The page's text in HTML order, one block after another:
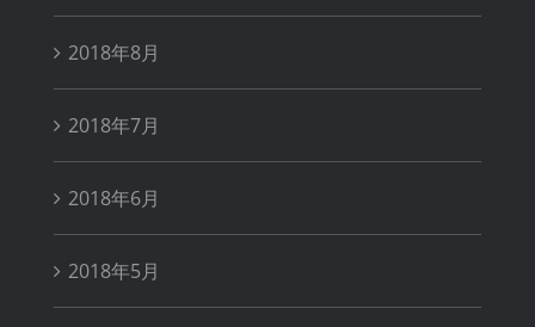
2018年8月
2018年7月
2018年6月
2018年5月